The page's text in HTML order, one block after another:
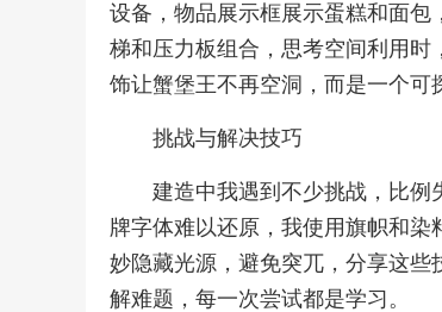
设备，物品展示框展示蛋糕和面
梯和压力板组合，思考空间利用
饰让蟹堡王不再空洞，而是一个可
挑战与解决技巧
建造中我遇到不少挑战，比例
牌字体难以还原，我使用旗帜和
妙隐藏光源，避免突兀，分享这
解难题，每一次尝试都是学习。